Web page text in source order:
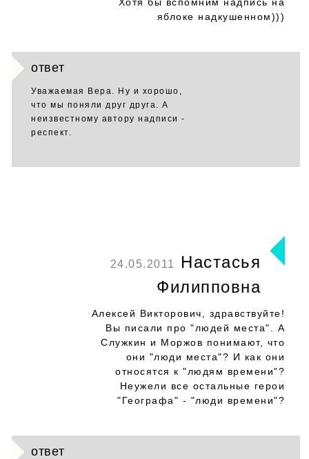
яблоке надкушенном)))
ответ
Уважаемая Вера. Ну и хорошо,
что мы поняли друг друга. А
неизвестному автору надписи -
респект.
24.05.2011
Настасья
Филипповна
Алексей Викторович, здравствуйте!
Вы писали про "людей места". А
Служкин и Моржов понимают, что
они "люди места"? И как они
относятся к "людям времени"?
Неужели все остальные герои
"Географа" - "люди времени"?
ответ